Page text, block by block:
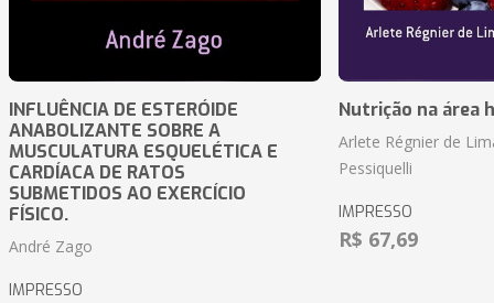
INFLUÊNCIA DE ESTERÓIDE
ANABOLIZANTE SOBRE A
MUSCULATURA ESQUELÉTICA E
CARDÍACA DE RATOS
SUBMETIDOS AO EXERCÍCIO
FÍSICO.
André Zago
IMPRESSO
Nutrição na área
Arlete Régnier de
Pessiquelli
IMPRESSO
R$ 67,69